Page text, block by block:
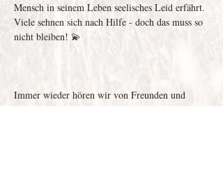
Mensch in seinem Leben seelisches Leid erfährt.
Viele sehnen sich nach Hilfe - doch das muss so
nicht bleiben! 💫
Immer wieder hören wir von Freunden und
Bekannten (und Patient:innen - einige von uns